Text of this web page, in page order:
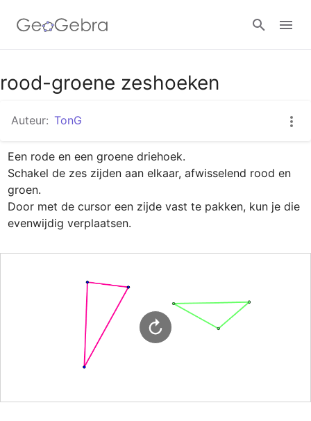
Google Classroom
GeoGebra Klaslokaal
Aanmelden
rood-groene zeshoeken
Auteur: TonG
Een rode en een groene driehoek.
Schakel de zes zijden aan elkaar, afwisselend rood en
groen.
Door met de cursor een zijde vast te pakken, kun je die
evenwijdig verplaatsen.